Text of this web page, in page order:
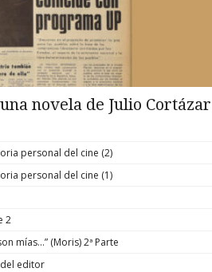
novela de Julio Cortázar
personal del cine (2)
personal del cine (1)
2
mías…” (Moris) 2ª Parte
del editor